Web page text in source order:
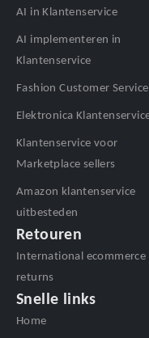
AI in Klantenservice
AI implementeren in
Klantenservice
Fashion Customer Service
Elektronica
Klantenservice voor
Marketplace sellers
Amazon klantenservice
uitbesteden
Retouren
International ecommerce
returns
Snelle links
Home